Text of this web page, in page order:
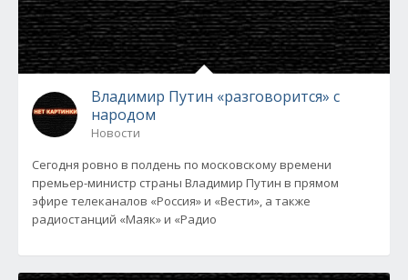
Владимир Путин «разговорится» с
народом
Новости
Сегодня ровно в полдень по московскому времени
премьер-министр страны Владимир Путин в прямом
эфире телеканалов «Россия» и «Вести», а также
радиостанций «Маяк» и «Радио